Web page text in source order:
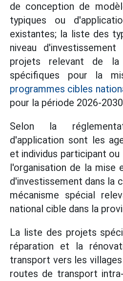
de conception de
typiques ou
existantes; la liste des
niveau
projets relevant de
spécifiques pour la
programmes cibles
pour la période 2026-
Selon la
d'application sont les
et individus participant
l'organisation de la
d'investissement dans la
mécanisme spécial
national cible dans la
La liste des projets
réparation et la
transport vers les
routes de transport